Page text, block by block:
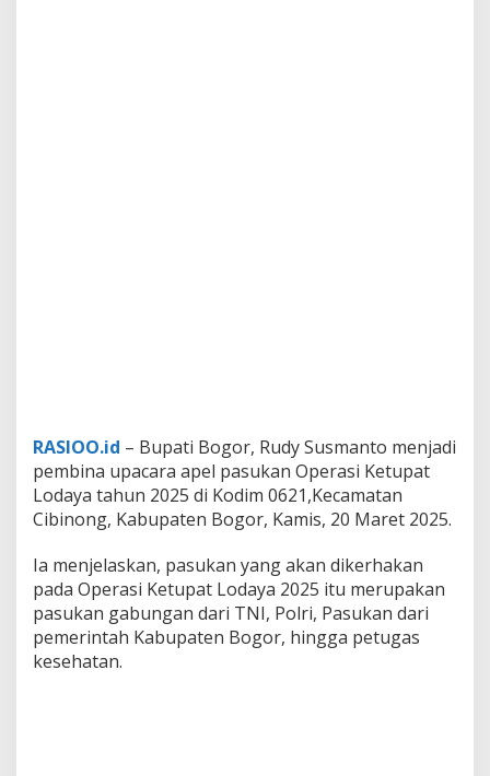
RASIOO.id – Bupati Bogor, Rudy Susmanto menjadi
pembina upacara apel pasukan Operasi Ketupat
Lodaya tahun 2025 di Kodim 0621,Kecamatan
Cibinong, Kabupaten Bogor, Kamis, 20 Maret 2025.
Ia menjelaskan, pasukan yang akan dikerhakan
pada Operasi Ketupat Lodaya 2025 itu merupakan
pasukan gabungan dari TNI, Polri, Pasukan dari
pemerintah Kabupaten Bogor, hingga petugas
kesehatan.